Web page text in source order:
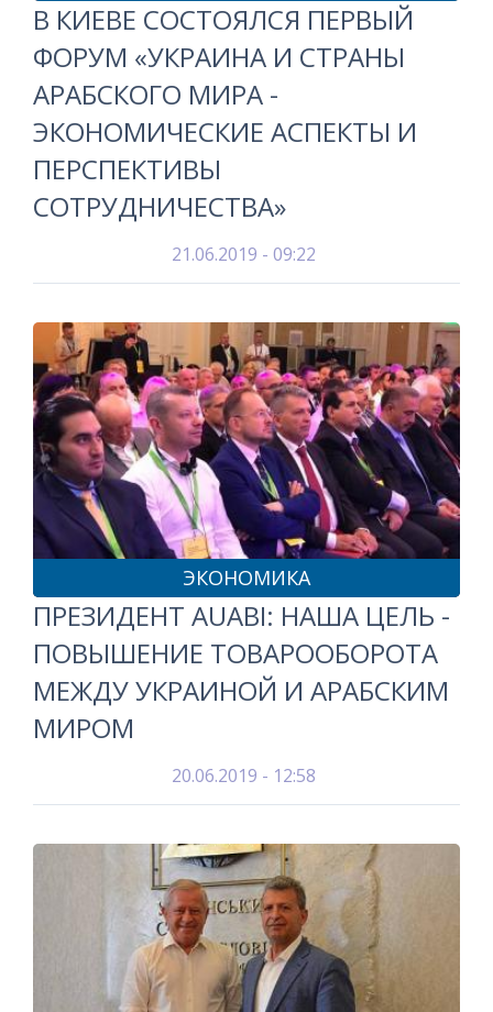
В КИЕВЕ СОСТОЯЛСЯ ПЕРВЫЙ
ФОРУМ «УКРАИНА И СТРАНЫ
АРАБСКОГО МИРА -
ЭКОНОМИЧЕСКИЕ АСПЕКТЫ И
ПЕРСПЕКТИВЫ
СОТРУДНИЧЕСТВА»
21.06.2019 - 09:22
ЭКОНОМИКА
ПРЕЗИДЕНТ AUABI: НАША ЦЕЛЬ -
ПОВЫШЕНИЕ ТОВАРООБОРОТА
МЕЖДУ УКРАИНОЙ И АРАБСКИМ
МИРОМ
20.06.2019 - 12:58